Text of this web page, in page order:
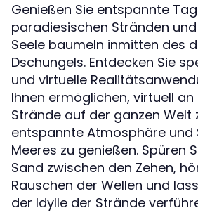
Genießen Sie entspannte
paradiesischen Stränden
Seele baumeln inmitten des
Dschungels. Entdecken Sie
und virtuelle
Ihnen ermöglichen, virtuell
Strände auf der ganzen Welt
entspannte Atmosphäre und
Meeres zu genießen. Spüren
Sand zwischen den Zehen,
Rauschen der Wellen und
der Idylle der Strände